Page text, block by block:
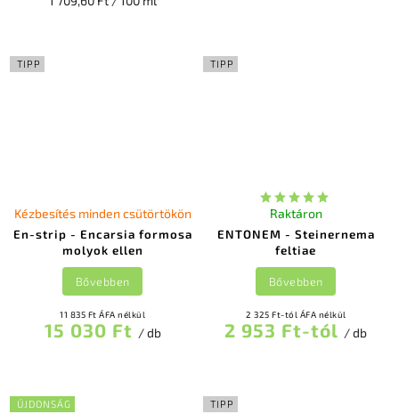
TIPP
En-strip - Encarsia formosa
molyok ellen
Kézbesítés minden csütörtökön
11 835 Ft ÁFA nélkül
15 030 Ft / db
Bővebben
TIPP
ENTONEM - Steinernema
feltiae
Raktáron
2 325 Ft-tól ÁFA nélkül
2 953 Ft-tól / db
Bővebben
ÚJDONSÁG TIPP